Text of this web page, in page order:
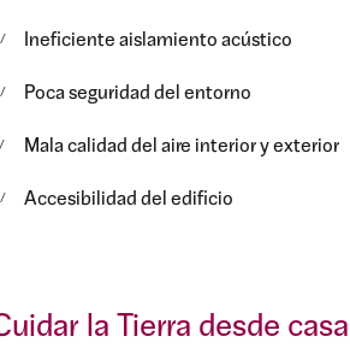
Ineficiente aislamiento acústico
Poca seguridad del entorno
Mala calidad del aire interior y exterior
Accesibilidad del edificio
la Tierra desde